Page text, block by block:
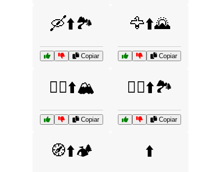
🛶⬆️🏞️
Copiar
🦅⬆️🌄
Copiar
🧗‍♀️⬆️🏔️
Copiar
🧗‍♂️⬆️🏞️
Copiar
🧭⬆️🏕️ ⬆️